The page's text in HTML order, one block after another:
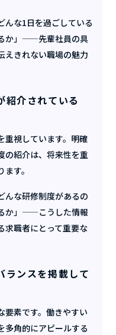
んな1日を過ごしている
か」——先輩社員の具
えきれない職場の魅力
紹介されている
重視しています。明確
の紹介は、将来性を重
す。
んな研修制度があるの
か」——こうした情報
求職者にとって重要な
ランスを掲載して
要素です。働きやすい
多角的にアピールする